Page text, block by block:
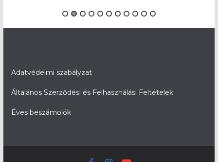
Adatvédelmi szabályzat
Általános Szerződési és Felhasználási Feltételek
Éves beszámolók